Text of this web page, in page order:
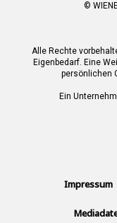
©
Alle Rechte
Eigenbedarf. Eine
persönlichen
Ein
Impressum